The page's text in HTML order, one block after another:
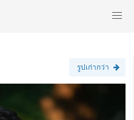
รูปเก่ากว่า